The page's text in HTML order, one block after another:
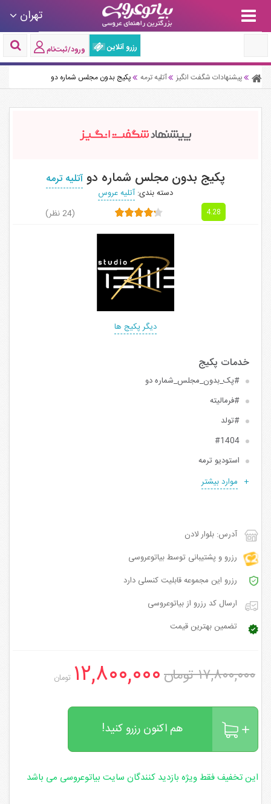
تهران
رزرو آنلاین ورود/ثبت‌نام
پیشنهادات شگفت انگیز آتلیه ترمه پکیج بدون مجلس شماره دو
پکیج بدون مجلس شماره دو آتلیه ترمه
دسته بندی: آتلیه عروس
4.28 (24 نظر)
دیگر پکیج ها
#پک_بدون_مجلس_شماره دو
#فرمالیته
#تولد
#1404
استودیو ترمه
موارد بیشتر
آدرس: بلوار لادن
رزرو و پشتیبانی توسط بیاتوعروسی
رزرو این مجموعه قابلیت کنسلی دارد
ارسال کد رزرو از بیاتوعروسی
تضمین بهترین قیمت
۱۷,۸۰۰,۰۰۰ تومان ۱۲,۸۰۰,۰۰۰ تومان
هم اکنون رزرو کنید!
این تخفیف فقط ویژه بازدید کنندگان سایت بیاتوعروسی می باشد